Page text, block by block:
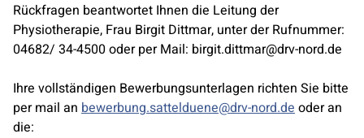
Rückfragen beantwortet Ihnen die Leitung der
Physiotherapie, Frau Birgit Dittmar, unter der Rufnummer:
04682/ 34-4500 oder per Mail: birgit.dittmar@drv-nord.de
Ihre vollständigen Bewerbungsunterlagen richten Sie bitte
per mail an bewerbung.sattelduene@drv-nord.deoder an
die: